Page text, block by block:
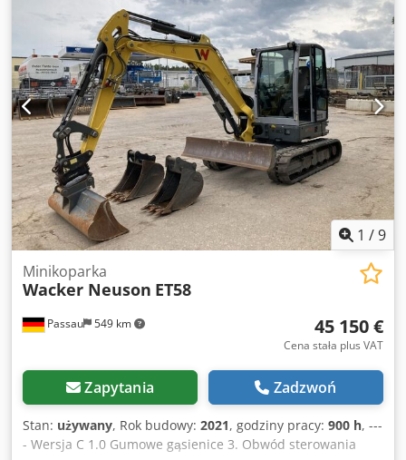
1 /9
Passau 549 km
Minikoparka
Wacker Neuson ET58
45 150 €
Cena stała plus VAT
Zapytania Zadzwoń
Stan: używany, Rok budowy: 2021, godziny pracy: 900 h, ---
- Wersja C 1.0 Gumowe gąsienice 3. Obwód sterowania